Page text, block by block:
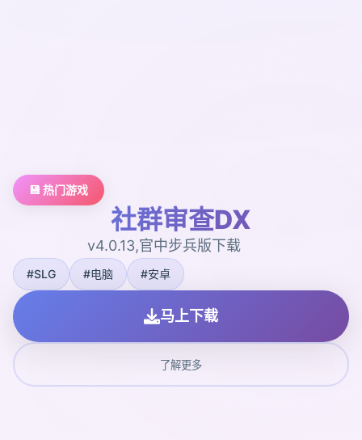
💾 热门游戏
社群审查DX
v4.0.13,官中步兵版下载
#SLG #电脑 #安卓
马上下载
了解更多